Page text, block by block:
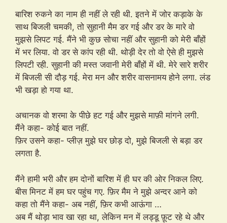
बारिश रुकने का नाम ही नहीं ले रही थी. इतने में जोर कड़ाके के
साथ बिजली चमकी, तो सुहानी मैम डर गई और डर के मारे वो
मुझसे लिपट गई. मैंने भी कुछ सोचा नहीं और सुहानी को मेरी बाँहों
में भर लिया. वो डर से कांप रही थी. थोड़ी देर तो वो ऐसे ही मुझसे
लिपटी रही. सुहानी की मस्त जवानी मेरी बाँहों में थी. मेरे सारे शरीर
में बिजली सी दौड़ गई. मेरा मन और शरीर वासनामय होने लगा. लंड
भी खड़ा हो गया था.
अचानक वो शरमा के पीछे हट गई और मुझसे माफ़ी मांगने लगी.
मैंने कहा- कोई बात नहीं.
फ़िर उसने कहा- प्लीज़ मुझे घर छोड़ दो, मुझे बिजली से बड़ा डर
लगता है.
मैंने हामी भरी और हम दोनों बारिश में ही घर की ओर निकल लिए.
बीस मिनट में हम घर पहुंच गए. फ़िर मैम ने मुझे अन्दर आने को
कहा तो मैंने कहा- अब नहीं, फ़िर कभी आऊंगा …
अब मैं थोड़ा भाव खा रहा था, लेकिन मन में लड्डू फ़ूट रहे थे और